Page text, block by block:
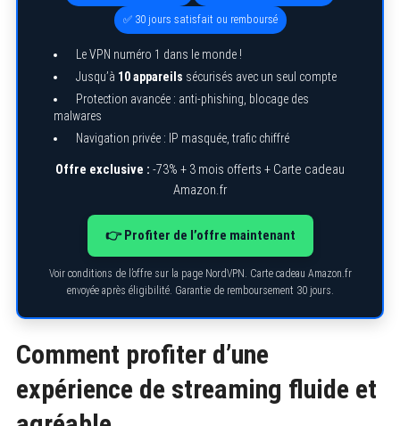
✅ 30 jours satisfait ou remboursé
Le VPN numéro 1 dans le monde !
Jusqu’à 10 appareils sécurisés avec un seul compte
Protection avancée : anti-phishing, blocage des
malwares
Navigation privée : IP masquée, trafic chiffré
Offre exclusive : -73% + 3 mois offerts + Carte cadeau
Amazon.fr
👉 Profiter de l’offre maintenant
Voir conditions de l’offre sur la page NordVPN. Carte cadeau Amazon.fr
envoyée après éligibilité. Garantie de remboursement 30 jours.
Comment profiter d’une
expérience de streaming fluide et